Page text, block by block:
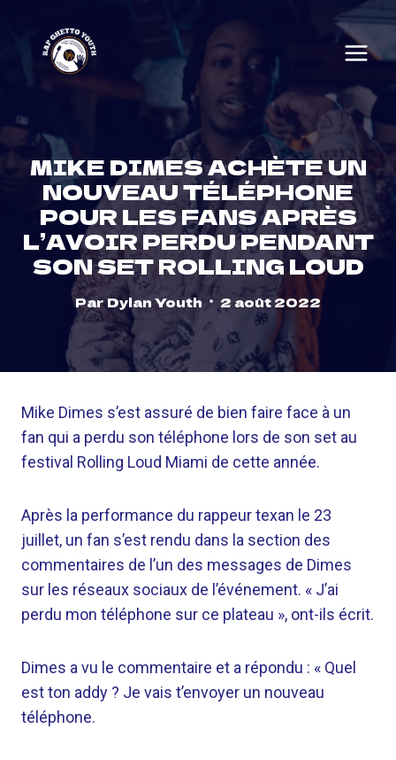
content
MIKE DIMES ACHÈTE UN
NOUVEAU TÉLÉPHONE
POUR LES FANS APRÈS
L’AVOIR PERDU PENDANT
SON SET ROLLING LOUD
ParDylan Youth 2 août 2022
Mike Dimes s’est assuré de bien faire face à un
fan qui a perdu son téléphone lors de son set au
festival Rolling Loud Miami de cette année.
Après la performance du rappeur texan le 23
juillet, un fan s’est rendu dans la section des
commentaires de l’un des messages de Dimes
sur les réseaux sociaux de l’événement. « J’ai
perdu mon téléphone sur ce plateau », ont-ils écrit.
Dimes a vu le commentaire et a répondu : « Quel
est ton addy ? Je vais t’envoyer un nouveau
téléphone.